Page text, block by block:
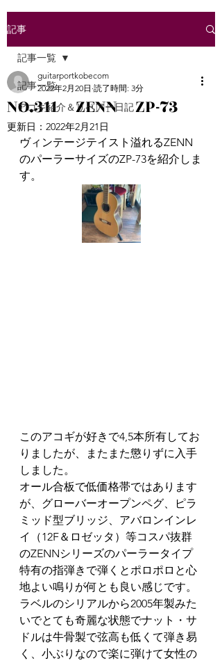
記事
記事一覧
アコギ紹介＆リペアー日記
記事一覧
NO.311 ZENN ZP-73
guitarportkobecom
2022年2月20日 読了時間: 3分
更新日： 2022年2月21日
ヴィンテージテイスト溢れるZENN
のパーラーサイズのZP-73を紹介しま
す。
このアコギが好きで4,5本所有してお
りましたが、またまた懲りずに入手
しました。
オール合板で低価格帯ではあります
が、グローバーオープンペグ、ピラ
ミッド型ブリッジ、アバロンインレ
イ（12F＆ロゼッタ）等コスパ抜群
のZENNシリーズのパーラータイプ
特有の指弾きで弾くとポロポロと心
地よい鳴りが何とも良い感じです。
ラベルのシリアルから2005年製みた
いでとても奇麗な状態でナット・サ
ドルは牛骨製で弦高も低くて弾き易
く、小ぶりなので楽に弾けて女性の